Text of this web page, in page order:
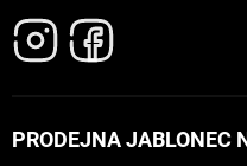
PRODEJNA JABLONEC